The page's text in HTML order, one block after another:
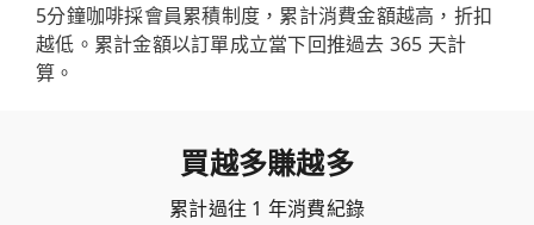
5分鐘咖啡採會員累積制度，累計消費金額越高，折扣
越低。累計金額以訂單成立當下回推過去 365 天計
算。
買越多賺越多
累計過往 1 年消費紀錄